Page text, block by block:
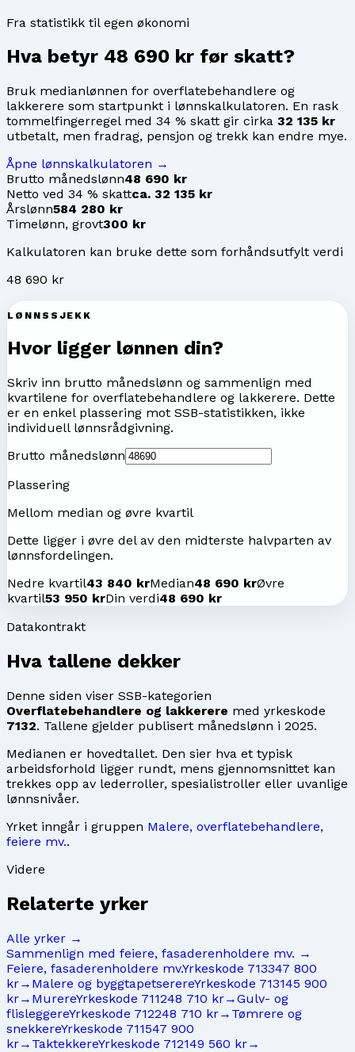
Fra statistikk til egen økonomi
Hva betyr 48 690 kr før skatt?
Bruk medianlønnen for overflatebehandlere og
lakkerere som startpunkt i lønnskalkulatoren. En rask
tommelfingerregel med 34 % skatt gir cirka 32 135 kr
utbetalt, men fradrag, pensjon og trekk kan endre mye.
Åpne lønnskalkulatoren →
Brutto månedslønn48 690 kr
Netto ved 34 % skattca. 32 135 kr
Årslønn584 280 kr
Timelønn, grovt300 kr
Kalkulatoren kan bruke dette som forhåndsutfylt verdi
48 690 kr
LØNNSSJEKK
Hvor ligger lønnen din?
Skriv inn brutto månedslønn og sammenlign med
kvartilene for overflatebehandlere og lakkerere. Dette
er en enkel plassering mot SSB-statistikken, ikke
individuell lønnsrådgivning.
Brutto månedslønn
Plassering
Mellom median og øvre kvartil
Dette ligger i øvre del av den midterste halvparten av
lønnsfordelingen.
Nedre kvartil43 840 krMedian48 690 krØvre
kvartil53 950 krDin verdi48 690 kr
Datakontrakt
Hva tallene dekker
Denne siden viser SSB-kategorien
Overflatebehandlere og lakkerere med yrkeskode
7132. Tallene gjelder publisert månedslønn i 2025.
Medianen er hovedtallet. Den sier hva et typisk
arbeidsforhold ligger rundt, mens gjennomsnittet kan
trekkes opp av lederroller, spesialistroller eller uvanlige
lønnsnivåer.
Yrket inngår i gruppen Malere, overflatebehandlere,
feiere mv..
Videre
Relaterte yrker
Alle yrker →
Sammenlign med feiere, fasaderenholdere mv. →
Feiere, fasaderenholdere mv.Yrkeskode 713347 800
kr→ Malere og byggtapetserereYrkeskode 713145 900
kr→ MurereYrkeskode 711248 710 kr→Gulv- og
flisleggereYrkeskode 712248 710 kr→ Tømrere og
snekkereYrkeskode 711547 900
kr→ TaktekkereYrkeskode 712149 560 kr→